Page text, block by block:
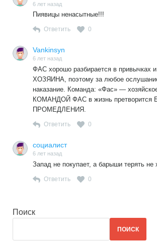
6 лет назад
Пиявицы ненасытные!!!
Ответить 0
Vankinsyn
6 лет назад
ФАС хорошо разбирается в привычках и
ХОЗЯИНА, поэтому за любое
наказание. Команда: «Фас» —
КОМАНДОЙ ФАС в жизнь претворится
ПРОМЕДЛЕНИЯ.
Ответить 0
социалист
6 лет назад
Запад не покупает, а барыши терять не
Ответить 0
Поиск
ПОИСК